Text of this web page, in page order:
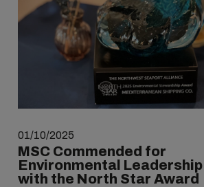
01/10/2025
MSC Commended for
Environmental Leadership
with the North Star Award